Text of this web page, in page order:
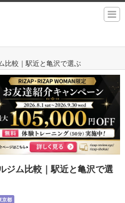
比較｜駅近と亀沢で選ぶ
ジム比較｜駅近と亀沢で選
京都